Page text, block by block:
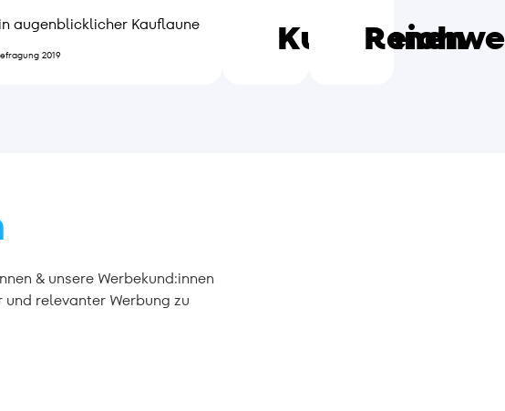
2019
augenblicklicher Kauflaune Kund:innen
& unsere Werbekund:innen
relevanter Werbung zu